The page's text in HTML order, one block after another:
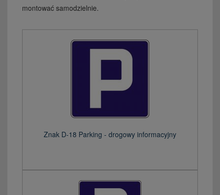
montować samodzielnie.
Znak D-18 Parking - drogowy informacyjny